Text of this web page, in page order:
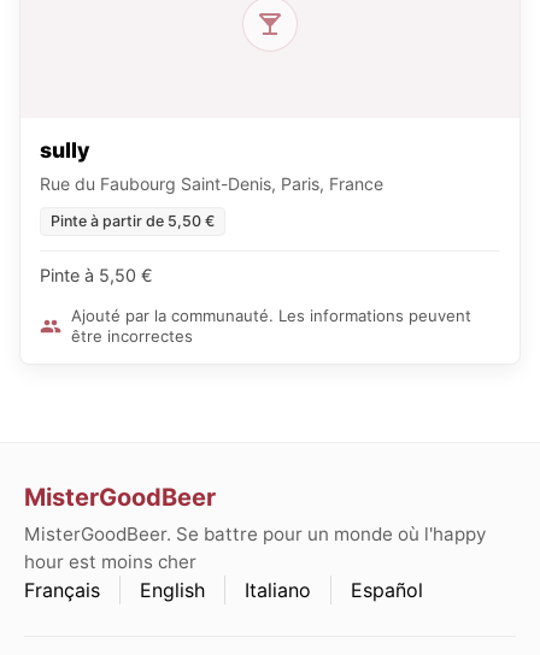
sully
Rue du Faubourg Saint-Denis, Paris, France
Pinte à partir de 5,50 €
Pinte à 5,50 €
Ajouté par la communauté. Les informations peuvent
être incorrectes
MisterGoodBeer
MisterGoodBeer. Se battre pour un monde où l'happy
hour est moins cher
Français English Italiano Español